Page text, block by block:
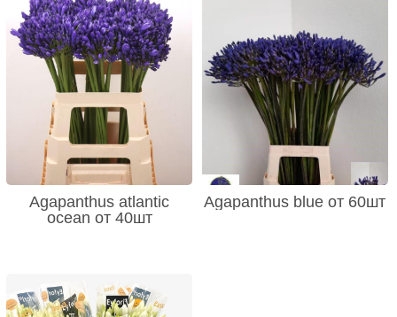
Agapanthus atlantic
ocean от 40шт
Agapanthus blue от 60шт